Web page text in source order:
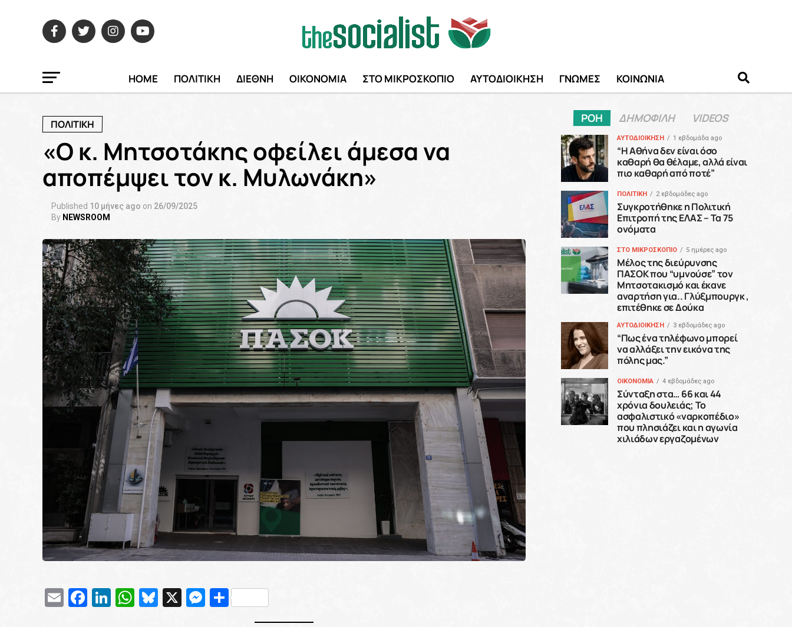
HOME ΠΟΛΙΤΙΚΗ ΔΙΕΘΝΗ ΟΙΚΟΝΟΜΙΑ ΣΤΟ ΜΙΚΡΟΣΚΟΠΙΟ ΑΥΤΟΔΙΟΙΚΗΣΗ ΓΝΩΜΕΣ ΚΟΙΝΩΝΙΑ
ΠΟΛΙΤΙΚΗ
«Ο κ. Μητσοτάκης οφείλει άμεσα να
αποπέμψει τον κ. Μυλωνάκη»
Published 10 μήνες ago on 26/09/2025
By NEWSROOM
EmailFacebook
LinkedIn
WhatsApp
Bluesky
X Messenger
Μοιραστείτε
ΡΟΗ ΔΗΜΟΦΙΛΗ VIDEOS
ΑΥΤΟΔΙΟΙΚΗΣΗ 1 εβδομάδα ago
“H Αθήνα δεν είναι όσο
καθαρή θα θέλαμε, αλλά είναι
πιο καθαρή από ποτέ”
ΠΟΛΙΤΙΚΗ 2 εβδομάδες ago
Συγκροτήθηκε η Πολιτική
Επιτροπή της ΕΛΑΣ – Τα 75
ονόματα
ΣΤΟ ΜΙΚΡΟΣΚΟΠΙΟ 5 ημέρες ago
Μέλος της διεύρυνσης
ΠΑΣΟΚ που “υμνούσε” τον
Μητσοτακισμό και έκανε
αναρτήση για.. Γλύξμπουργκ ,
επιτέθηκε σε Δούκα
ΑΥΤΟΔΙΟΙΚΗΣΗ 3 εβδομάδες ago
“Πως ένα τηλέφωνο μπορεί
να αλλάξει την εικόνα της
πόλης μας.”
ΟΙΚΟΝΟΜΙΑ 4 εβδομάδες ago
Σύνταξη στα… 66 και 44
χρόνια δουλειάς; Το
ασφαλιστικό «ναρκοπέδιο»
που πλησιάζει και η αγωνία
χιλιάδων εργαζομένων